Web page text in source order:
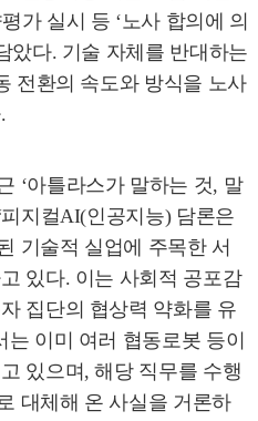
가 실시 등 ‘노사 합의에 의
았다. 기술 자체를 반대하는
전환의 속도와 방식을 노사
‘아틀라스가 말하는 것, 말
지컬AI(인공지능) 담론은
기술적 실업에 주목한 서
있다. 이는 사회적 공포감
집단의 협상력 약화를 유
이미 여러 협동로봇 등이
있으며, 해당 직무를 수행
대체해 온 사실을 거론하